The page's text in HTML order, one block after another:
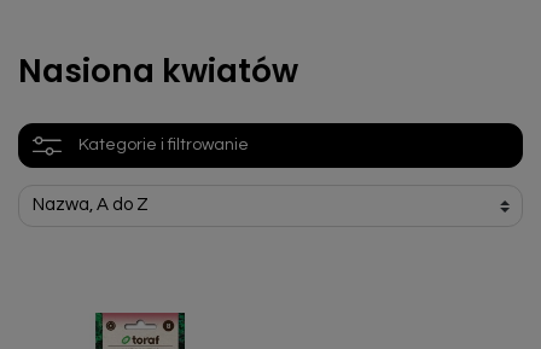
Nasiona kwiatów
Kategorie i filtrowanie